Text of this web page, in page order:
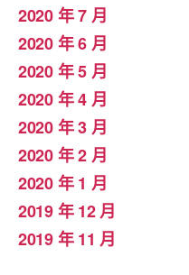
2020 年 7 月
2020 年 6 月
2020 年 5 月
2020 年 4 月
2020 年 3 月
2020 年 2 月
2020 年 1 月
2019 年 12 月
2019 年 11 月